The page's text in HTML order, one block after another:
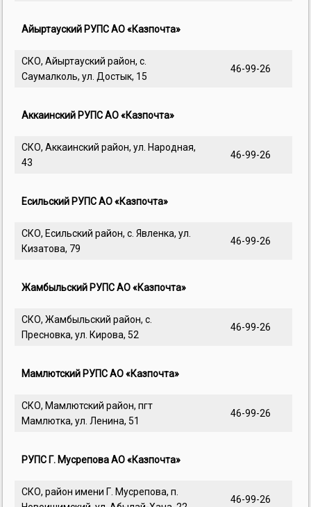
Айыртауский РУПС АО «Казпочта»
СКО, Айыртауский район, с.
Саумалколь, ул. Достык, 15
46-99-26
Аккаинский РУПС АО «Казпочта»
СКО, Аккаинский район, ул. Народная,
43
46-99-26
Есильский РУПС АО «Казпочта»
СКО, Есильский район, с. Явленка, ул.
Кизатова, 79
46-99-26
Жамбыльский РУПС АО «Казпочта»
СКО, Жамбыльский район, с.
Пресновка, ул. Кирова, 52
46-99-26
Мамлютский РУПС АО «Казпочта»
СКО, Мамлютский район, пгт
Мамлютка, ул. Ленина, 51
46-99-26
РУПС Г. Мусрепова АО «Казпочта»
СКО, район имени Г. Мусрепова, п.
46-99-26